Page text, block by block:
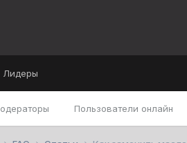
Пользователи онлайн
Лидеры